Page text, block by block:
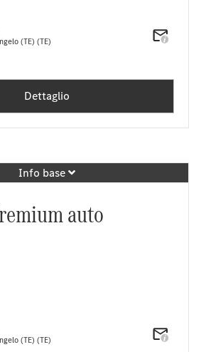
(TE) (TE)
Dettaglio
Info base
auto
(TE) (TE)